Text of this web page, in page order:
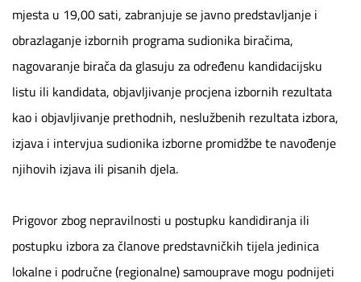
mjesta u 19,00 sati, zabranjuje se javno predstavljanje i
obrazlaganje izbornih programa sudionika biračima,
nagovaranje birača da glasuju za određenu kandidacijsku
listu ili kandidata, objavljivanje procjena izbornih rezultata
kao i objavljivanje prethodnih, neslužbenih rezultata izbora,
izjava i intervjua sudionika izborne promidžbe te navođenje
njihovih izjava ili pisanih djela.
Prigovor zbog nepravilnosti u postupku kandidiranja ili
postupku izbora za članove predstavničkih tijela jedinica
lokalne i područne (regionalne) samouprave mogu podnijeti